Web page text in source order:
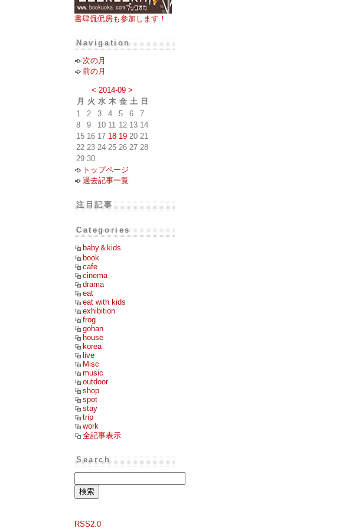
書肆侃侃房も参加します！
Navigation
次の月
前の月
< 2014-09 >
月
火 水 木 金 土 日
1
2 3 4 5 6
7
8
9 10 11 12 13 14
15 16 17 18 19 20 21
22 23 24 25 26 27 28
29 30
トップページ
過去記事一覧
注目記事
Categories
baby＆kids
book
cafe
cinema
drama
eat
eat with kids
exhibition
frog
gohan
house
korea
live
Misc
music
outdoor
shop
spot
stay
trip
work
全記事表示
Search
RSS2.0